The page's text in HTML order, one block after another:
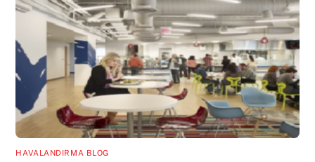
HAVALANDIRMA BLOG